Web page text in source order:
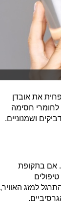
את אובדן
לחומרי חסימה
ושמנוניים.
אם בתקופת
למזג האוויר,